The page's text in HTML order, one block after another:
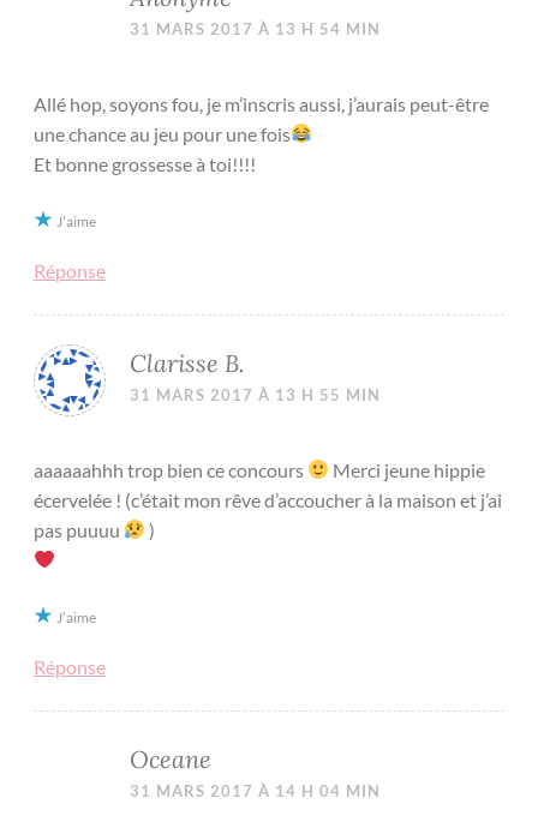
31 MARS 2017 À 13 H 54 MIN
Allé hop, soyons fou, je m’inscris aussi, j’aurais peut-être
une chance au jeu pour une fois
Et bonne grossesse à toi!!!!
J’aime
Réponse
Clarisse B.
31 MARS 2017 À 13 H 55 MIN
aaaaaahhh trop bien ce concours
Merci jeune hippie
écervelée ! (c’était mon rêve d’accoucher à la maison et j’ai
pas puuuu
)
J’aime
Réponse
Oceane
31 MARS 2017 À 14 H 04 MIN